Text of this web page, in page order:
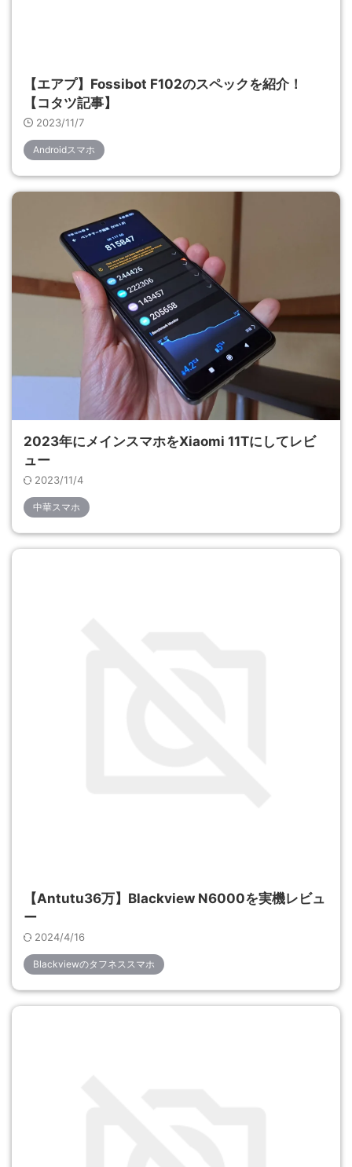
【エアプ】Fossibot F102のスペックを紹介！
【コタツ記事】
2023/11/7
Androidスマホ
2023年にメインスマホをXiaomi 11Tにしてレビ
ュー
2023/11/4
中華スマホ
【Antutu36万】Blackview N6000を実機レビュ
ー
2024/4/16
Blackviewのタフネススマホ